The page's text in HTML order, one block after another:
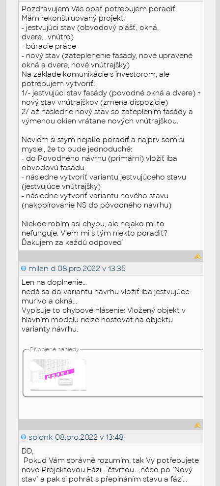
Pozdravujem Vás opať potrebujem poradiť.
Mám rekonštruovaný projekt:
- jestvujúci stav (obvodový plášť, okná,
dvere,...vnútro)
- búracie práce
- nový stav (zateplenenie fasády, nové upravené
okná a dvere, nové vnútrajšky)
Na základe komunikácie s investorom, ale
potrebujem vytvoriť:
1/- jestvujúci stav fasády (povodné okná a dvere) +
nový stav vnútrajškov (zmena dispozície)
2/ až následne nový stav so zateplením fasády a
výmenou okien vrátane nových vnútrajškou.
Neviem si stým nejako poradiť a najprv som si
myslel, že to bude jednoduché:
- do Povodného návrhu (primárni) vložiť iba
obvodovú fasádu
- následne vytvoriť variantu jestvujúceho stavu
(jestvujúce vnútrajšky)
- následne vytvoriť variantu nového stavu
(nakopírovanie NS do pôvodného návrhu)
Niekde robím asi chybu, ale nejako mi to
nefunguje. Viem mi s tým niekto poradiť?
Ďakujem za každú odpoveď
milan d 08.pro.2022 v 13:35
Len na doplnenie...
nedá sa do variantu návrhu vložiť iba jestvujúce
murivo a okná...
Vypisuje to chybové hlásenie: Vložený objekt v
hlavním modelu nelze hostovat na objektu
varianty návrhu.
Připojené náhledy
splonk 08.pro.2022 v 13:48
DD,
Pokud Vám správně rozumím, tak Vy potřebujete
novo Projektovou Fázi... čtvrtou... něco po "Nový
stav" a pak si pohrát s přepínáním stavu a fází...